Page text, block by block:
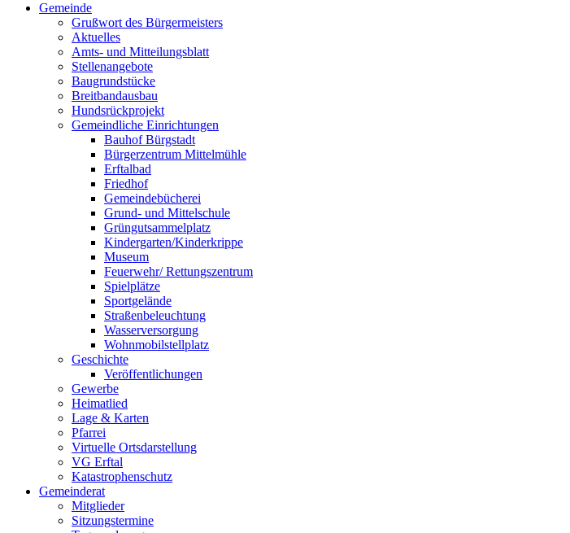
Gemeinde
Grußwort des Bürgermeisters
Aktuelles
Amts- und Mitteilungsblatt
Stellenangebote
Baugrundstücke
Breitbandausbau
Hundsrückprojekt
Gemeindliche Einrichtungen
Bauhof Bürgstadt
Bürgerzentrum Mittelmühle
Erftalbad
Friedhof
Gemeindebücherei
Grund- und Mittelschule
Grüngutsammelplatz
Kindergarten/Kinderkrippe
Museum
Feuerwehr/ Rettungszentrum
Spielplätze
Sportgelände
Straßenbeleuchtung
Wasserversorgung
Wohnmobilstellplatz
Geschichte
Veröffentlichungen
Gewerbe
Heimatlied
Lage & Karten
Pfarrei
Virtuelle Ortsdarstellung
VG Erftal
Katastrophenschutz
Gemeinderat
Mitglieder
Sitzungstermine